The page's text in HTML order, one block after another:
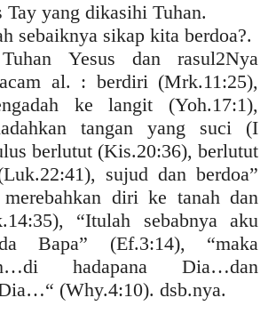
Tay yang dikasihi Tuhan.
sebaiknya sikap kita berdoa?.
Yesus dan rasul2Nya
al. : berdiri (Mrk.11:25),
ke langit (Yoh.17:1),
tangan yang suci (I
berlutut (Kis.20:36), berlutut
sujud dan berdoa”
diri ke tanah dan
“Itulah sebabnya aku
Bapa” (Ef.3:14), “maka
hadapana Dia…dan
(Why.4:10). dsb.nya.